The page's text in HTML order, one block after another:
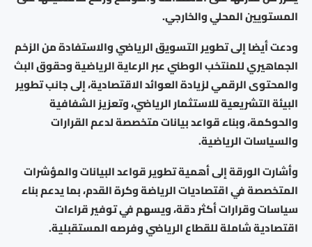
المستويين المحلي والخارجي.
ودعت أيضا إلى تطوير التسويق الرياضي والاستفادة من الزخم
الجماهيري للمنتخب الوطني عبر الرعاية الرياضية وحقوق البث
والمحتوى الرقمي لزيادة العوائد الاقتصادية، إلى جانب تطوير
البيئة التشريعية للاستثمار الرياضي، وتعزيز الشفافية
والحوكمة، وبناء قواعد بيانات متخصصة لدعم القرارات
والسياسات الرياضية.
وأشارت الورقة إلى أهمية تطوير قواعد البيانات والمؤشرات
المتخصصة في اقتصاديات الرياضة وكرة القدم، بما يدعم بناء
سياسات وقرارات أكثر دقة، ويسهم في توفير قراءات
اقتصادية شاملة للقطاع الرياضي وفرصه المستقبلية.